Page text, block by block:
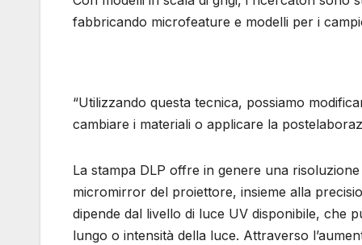
fabbricando microfeature e modelli per i
“Utilizzando questa tecnica, possiamo
cambiare i materiali o applicare la
La stampa DLP offre in genere una
micromirror del proiettore, insieme alla
dipende dal livello di luce UV disponibile, che
lungo o intensità della luce. Attraverso